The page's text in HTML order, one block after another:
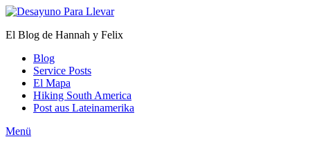
Zum
springen
El Blog de Hannah y Felix
Blog
Service Posts
El Mapa
Hiking South America
Post aus Lateinamerika
Menü